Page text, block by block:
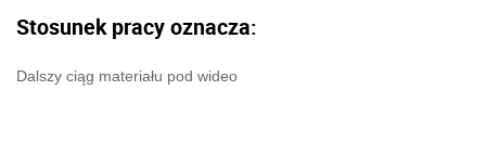
Stosunek pracy oznacza:
Dalszy ciąg materiału pod wideo